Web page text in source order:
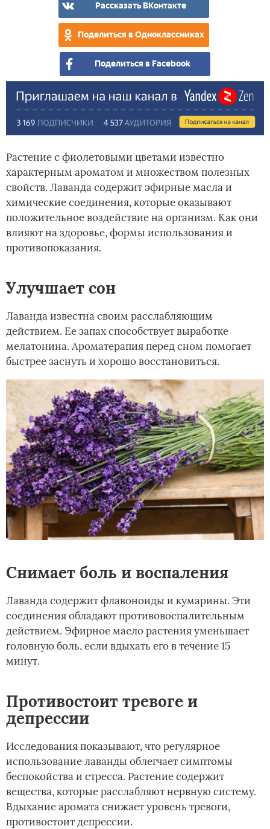
Рассказать ВКонтакте
Поделиться в Одноклассниках
Поделиться в Facebook
Растение с фиолетовыми цветами известно
характерным ароматом и множеством полезных
свойств. Лаванда содержит эфирные масла и
химические соединения, которые оказывают
положительное воздействие на организм. Как они
влияют на здоровье, формы использования и
противопоказания.
Улучшает сон
Лаванда известна своим расслабляющим
действием. Ее запах способствует выработке
мелатонина. Ароматерапия перед сном помогает
быстрее заснуть и хорошо восстановиться.
Снимает боль и воспаления
Лаванда содержит флавоноиды и кумарины. Эти
соединения обладают противовоспалительным
действием. Эфирное масло растения уменьшает
головную боль, если вдыхать его в течение 15
минут.
Противостоит тревоге и
депрессии
Исследования показывают, что регулярное
использование лаванды облегчает симптомы
беспокойства и стресса. Растение содержит
вещества, которые расслабляют нервную систему.
Вдыхание аромата снижает уровень тревоги,
противостоит депрессии.